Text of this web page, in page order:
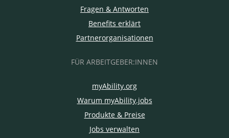
Fragen & Antworten
Benefits erklärt
Partnerorganisationen
FÜR ARBEITGEBER:INNEN
myAbility.org
Warum myAbility.jobs
Produkte & Preise
Jobs verwalten